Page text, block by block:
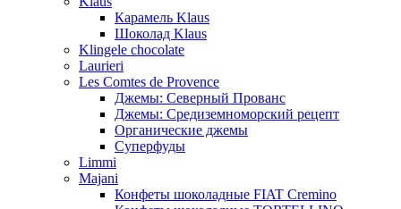
Карамель Klaus
Шоколад Klaus
Klingele chocolate
Laurieri
Les Comtes de Provence
Джемы: Северный Прованс
Джемы: Средиземноморский рецепт
Органические джемы
Суперфуды
Limmi
Majani
Конфеты шоколадные FIAT Cremino